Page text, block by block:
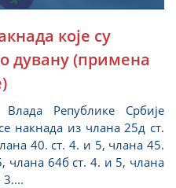
које су
дувану (примена
Републике Србије
накнада из члана 25д ст.
40. ст. 4. и 5, члана 45.
члана 64б ст. 4. и 5, члана
3....